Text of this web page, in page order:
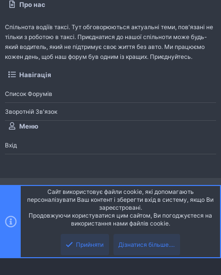
Про нас
Спільнота водіїв таксі. Тут обговорюються актуальні теми, пов'язані не
тільки з роботою в таксі. Приєднатися до нашої спільноти може будь-
який водитель, який не підтримує своє життя без авто. Ми працюємо
кожен день, щоб наш форум був одним із кращих. Приєднуйтесь.
Навігація
Список Форумів
Зворотній Зв'язок
Меню
Вхід
Ніч
Українська (UA)
S
Community platform by XenForo® © 2010-2026 XenForo Ltd.
Community platform by XenForo © 2010-2022 XenForo Ltd. | dev: Pages
Сайт використовує файли cookie, які допомагають
персоналізувати Ваш контент і зберегти вхід в систему, якщо Ви
зареєстровані.
Продовжуючи користуватися цим сайтом, Ви погоджуєтеся на
використання нами файлів cookie.
Прийняти Дізнатися більше....